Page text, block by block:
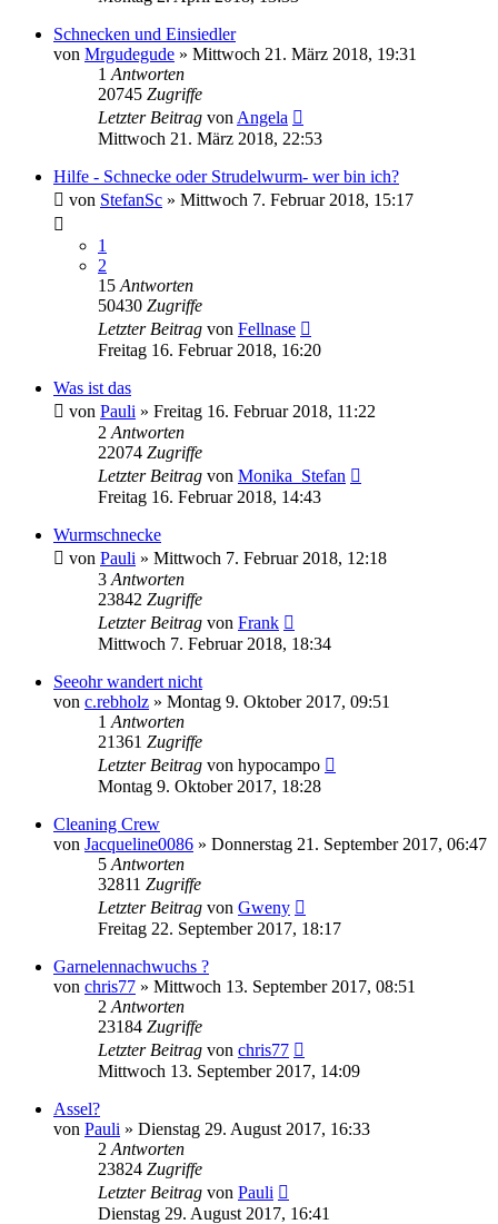
Schnecken und Einsiedler
von Mrgudegude » Mittwoch 21. März 2018, 19:31
1 Antworten
20745 Zugriffe
Letzter Beitrag von Angela
Mittwoch 21. März 2018, 22:53
Hilfe - Schnecke oder Strudelwurm- wer bin ich?
von StefanSc » Mittwoch 7. Februar 2018, 15:17
1
2
15 Antworten
50430 Zugriffe
Letzter Beitrag von Fellnase
Freitag 16. Februar 2018, 16:20
Was ist das
von Pauli » Freitag 16. Februar 2018, 11:22
2 Antworten
22074 Zugriffe
Letzter Beitrag von Monika_Stefan
Freitag 16. Februar 2018, 14:43
Wurmschnecke
von Pauli » Mittwoch 7. Februar 2018, 12:18
3 Antworten
23842 Zugriffe
Letzter Beitrag von Frank
Mittwoch 7. Februar 2018, 18:34
Seeohr wandert nicht
von c.rebholz » Montag 9. Oktober 2017, 09:51
1 Antworten
21361 Zugriffe
Letzter Beitrag von hypocampo
Montag 9. Oktober 2017, 18:28
Cleaning Crew
von Jacqueline0086 » Donnerstag 21. September 2017, 06:47
5 Antworten
32811 Zugriffe
Letzter Beitrag von Gweny
Freitag 22. September 2017, 18:17
Garnelennachwuchs ?
von chris77 » Mittwoch 13. September 2017, 08:51
2 Antworten
23184 Zugriffe
Letzter Beitrag von chris77
Mittwoch 13. September 2017, 14:09
Assel?
von Pauli » Dienstag 29. August 2017, 16:33
2 Antworten
23824 Zugriffe
Letzter Beitrag von Pauli
Dienstag 29. August 2017, 16:41